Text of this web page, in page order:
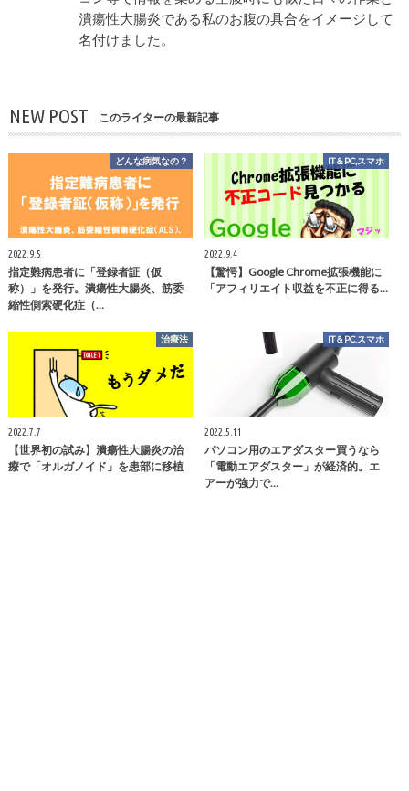
潰瘍性大腸炎である私のお腹の具合をイメージして
名付けました。
NEW POST このライターの最新記事
どんな病気なの？
2022.9.5
指定難病患者に「登録者証（仮
称）」を発行。潰瘍性大腸炎、筋委
縮性側索硬化症（…
IT＆PC,スマホ
2022.9.4
【驚愕】Google Chrome拡張機能に
「アフィリエイト収益を不正に得る…
治療法
2022.7.7
【世界初の試み】潰瘍性大腸炎の治
療で「オルガノイド」を患部に移植
IT＆PC,スマホ
2022.5.11
パソコン用のエアダスター買うなら
「電動エアダスター」が経済的。エ
アーが強力で…